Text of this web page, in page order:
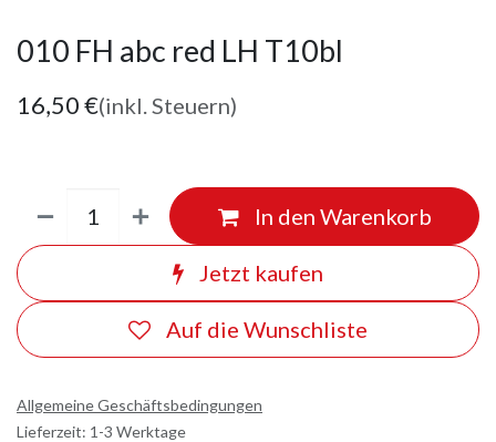
010 FH abc red LH T10bl
16,50€(inkl. Steuern)
In den Warenkorb
Jetzt kaufen
Auf die Wunschliste
Allgemeine Geschäftsbedingungen
Lieferzeit: 1-3 Werktage